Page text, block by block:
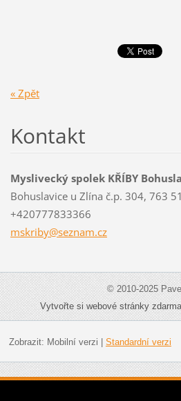
« Zpět
Kontakt
Myslivecký spolek KŘÍBY
Bohuslavice u Zlína č.p. 304, 763
+420777833366
mskriby@seznam.cz
© 2010-2025
Vytvořte si webové stránky
Zobrazit: Mobilní verzi Standardní verzi